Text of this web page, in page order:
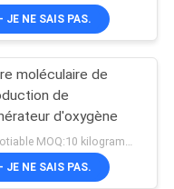
de l'oxygène
- JE NE SAIS PAS.
moléculaire de
de
d'oxygène
- JE NE SAIS PAS.